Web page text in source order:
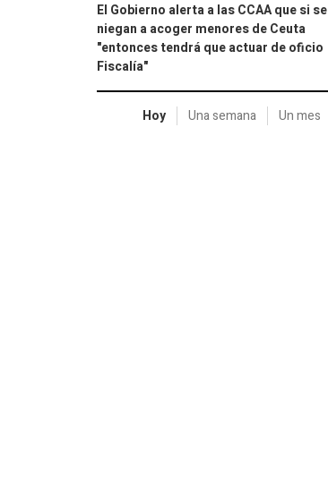
El Gobierno alerta a las CCAA que si se
niegan a acoger menores de Ceuta
"entonces tendrá que actuar de oficio
Fiscalía"
Hoy Una semana Un mes